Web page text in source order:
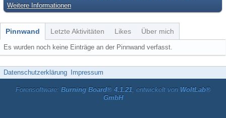
Weitere Informationen
Pinnwand Letzte Aktivitäten Likes Über mich
Es wurden noch keine Einträge an der Pinnwand verfasst.
Datenschutzerklärung Impressum
Forensoftware: Burning Board® 4.1.21, entwickelt von WoltLab®
GmbH